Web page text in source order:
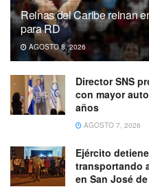
Reinas del Caribe reinan
para RD
AGOSTO 8, 2026
Director SNS
con mayor
años
AGOSTO 7, 2026
Ejército
transportando
en San José